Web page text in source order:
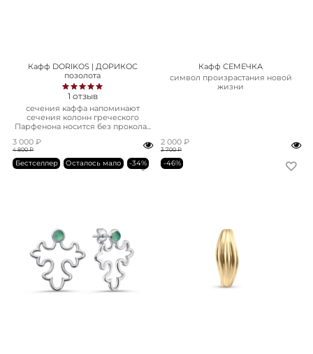
Кафф DORIKOS | ДОРИКОС
позолота
1 отзыв
сечения каффа напоминают
сечения колонн греческого
Парфенона носится без прокола...
3 000 ₽
4 800 ₽
Кафф СЕМЕЧКА
символ произрастания новой
жизни
2 000 ₽
3 700 ₽
Бестселлер Осталось мало -34% -46%